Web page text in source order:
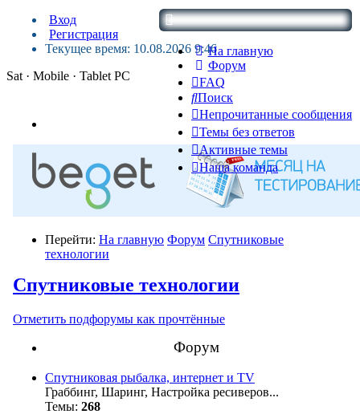
На главную
Форум
FAQ
Поиск
Непрочитанные сообщения
Темы без ответов
Активные темы
Наша команда
Вход
Регистрация
Текущее время: 10.08.2026 9:46
Sat · Mobile · Tablet PC
Перейти: На главную Форум Спутниковые
технологии
Спутниковые технологии
Отметить подфорумы как прочтённые
Форум
Спутниковая рыбалка, интернет и TV
Граббинг, Шаринг, Настройка ресиверов...
Темы: 268